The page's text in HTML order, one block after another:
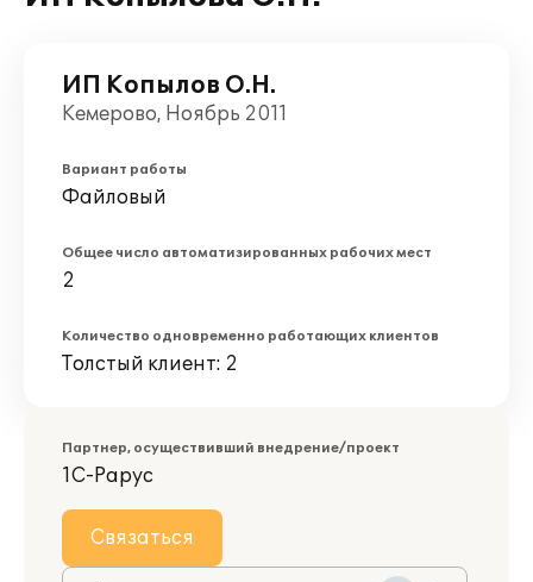
ИП Копылов О.Н.
Кемерово, Ноябрь 2011
Вариант работы
Файловый
Общее число автоматизированных рабочих мест
2
Количество одновременно работающих клиентов
Толстый клиент: 2
Партнер, осуществивший внедрение/проект
1С-Рарус
Связаться